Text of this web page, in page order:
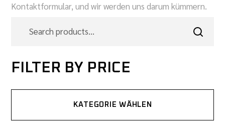
Kontaktformular, und wir werden uns darum kümmern.
FILTER BY PRICE
KATEGORIE WÄHLEN